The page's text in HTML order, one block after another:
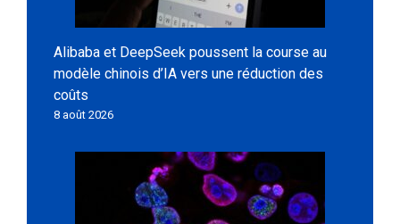
Alibaba et DeepSeek poussent la course au
modèle chinois d’IA vers une réduction des
coûts
8 août 2026